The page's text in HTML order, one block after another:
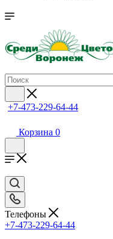
+7-473-229-64-44
Корзина 0
Телефоны
+7-473-229-64-44